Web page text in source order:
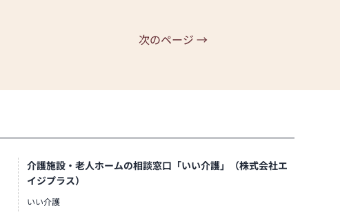
次のページ →
介護施設・老人ホームの相談窓口「いい介護」（株式会社エ
イジプラス）
いい介護